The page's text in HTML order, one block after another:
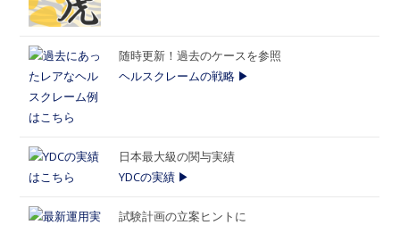
随時更新！過去のケースを参照
ヘルスクレームの戦略 ▶
日本最大級の関与実績
YDCの実績 ▶
試験計画の立案ヒントに